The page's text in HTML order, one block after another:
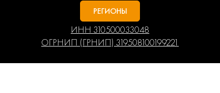
РЕГИОНЫ
ИНН 310500033048
ОГРНИП (ГРНИП) 319508100199221